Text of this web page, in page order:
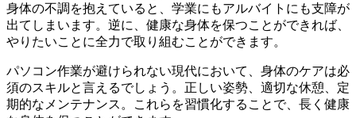
身体の不調を抱えていると、学業にもアルバイトにも支障が
出てしまいます。逆に、健康な身体を保つことができれば、
やりたいことに全力で取り組むことができます。
パソコン作業が避けられない現代において、身体のケアは必
須のスキルと言えるでしょう。正しい姿勢、適切な休憩、定
期的なメンテナンス。これらを習慣化することで、長く健康